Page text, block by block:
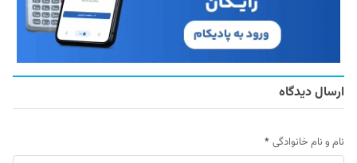
ارسال دیدگاه
نام و نام خانوادگی *